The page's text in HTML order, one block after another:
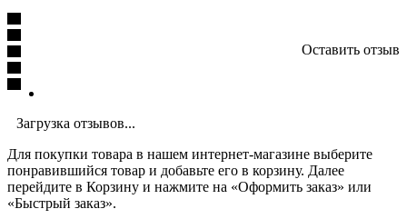
Оставить отзыв
Загрузка отзывов...
Для покупки товара в нашем интернет-магазине выберите
понравившийся товар и добавьте его в корзину. Далее
перейдите в Корзину и нажмите на «Оформить заказ» или
«Быстрый заказ».